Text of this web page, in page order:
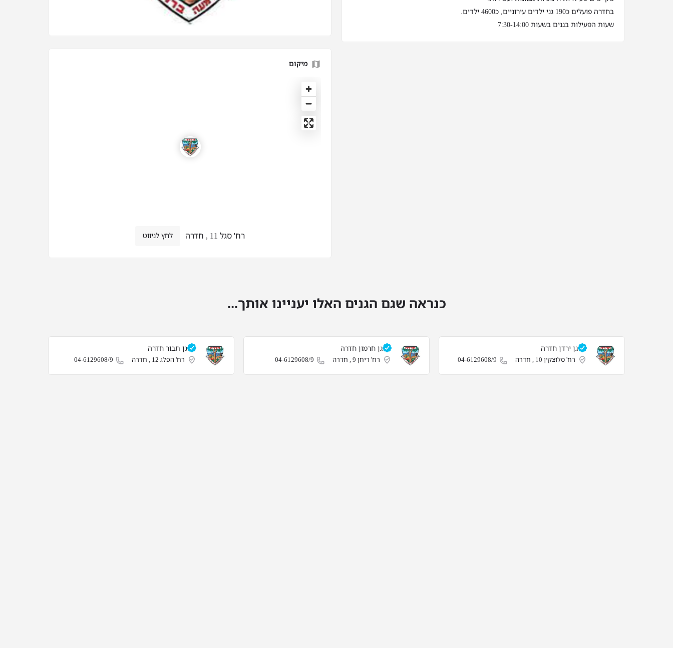
בחדרה פועלים כ190 גני ילדים עירוניים, כ4600 ילדים.
שעות הפעילות בגנים בשעות 7:30-14:00
מיקום
רח' סגל 11 , חדרה לחץ לניווט
כנראה שגם הגנים האלו יעניינו אותך...
גן ירדן חדרה
רח' סלוצקין 10 , חדרה 04-6129608/9
גן חרמון חדרה
רח' ריחן 9 , חדרה 04-6129608/9
גן תבור חדרה
רח' הפלג 12 , חדרה 04-6129608/9